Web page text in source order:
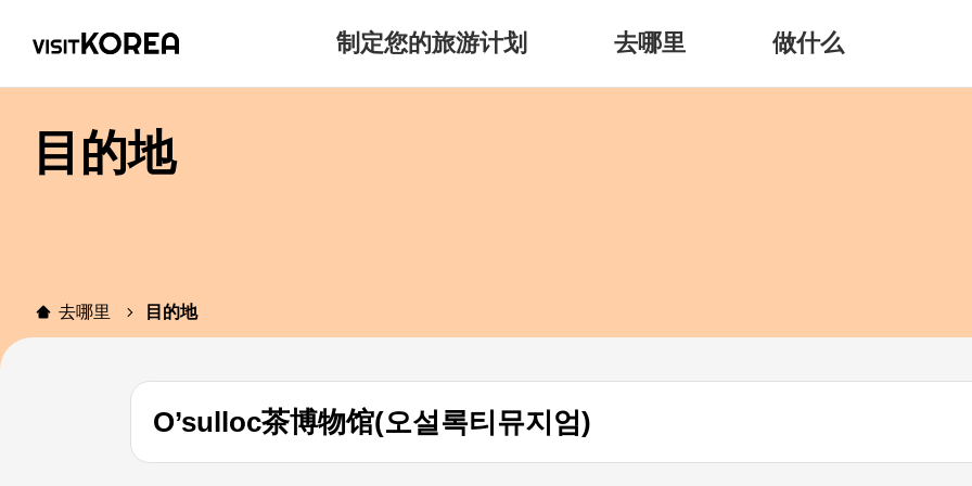
制定您的旅游计划 去哪里 做什么
目的地
去哪里 目的地
O’sulloc茶博物馆(오설록티뮤지엄)